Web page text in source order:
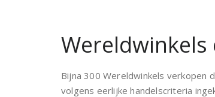
Bijna 300 Wereldwinkels verkopen
volgens eerlijke handelscriteria